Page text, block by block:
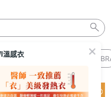
外線 連帽 平口
歡
溫感衣